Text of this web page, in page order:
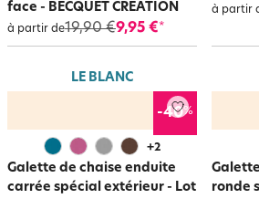
face - BECQUET CRÉATION
à partir de19,90 €9,95 €*
à partir
LE BLANC
-40%
+2
Galette de chaise enduite
carrée spécial extérieur - Lot
ronde